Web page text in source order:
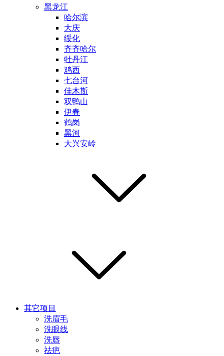
黑龙江
哈尔滨
大庆
绥化
齐齐哈尔
牡丹江
鸡西
七台河
佳木斯
双鸭山
伊春
鹤岗
黑河
大兴安岭
其它项目
洗眉毛
洗眼线
洗唇
祛疤